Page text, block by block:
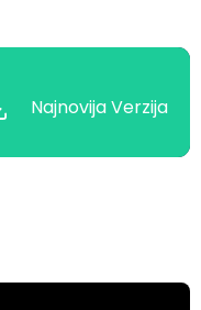
Najnovija Verzija